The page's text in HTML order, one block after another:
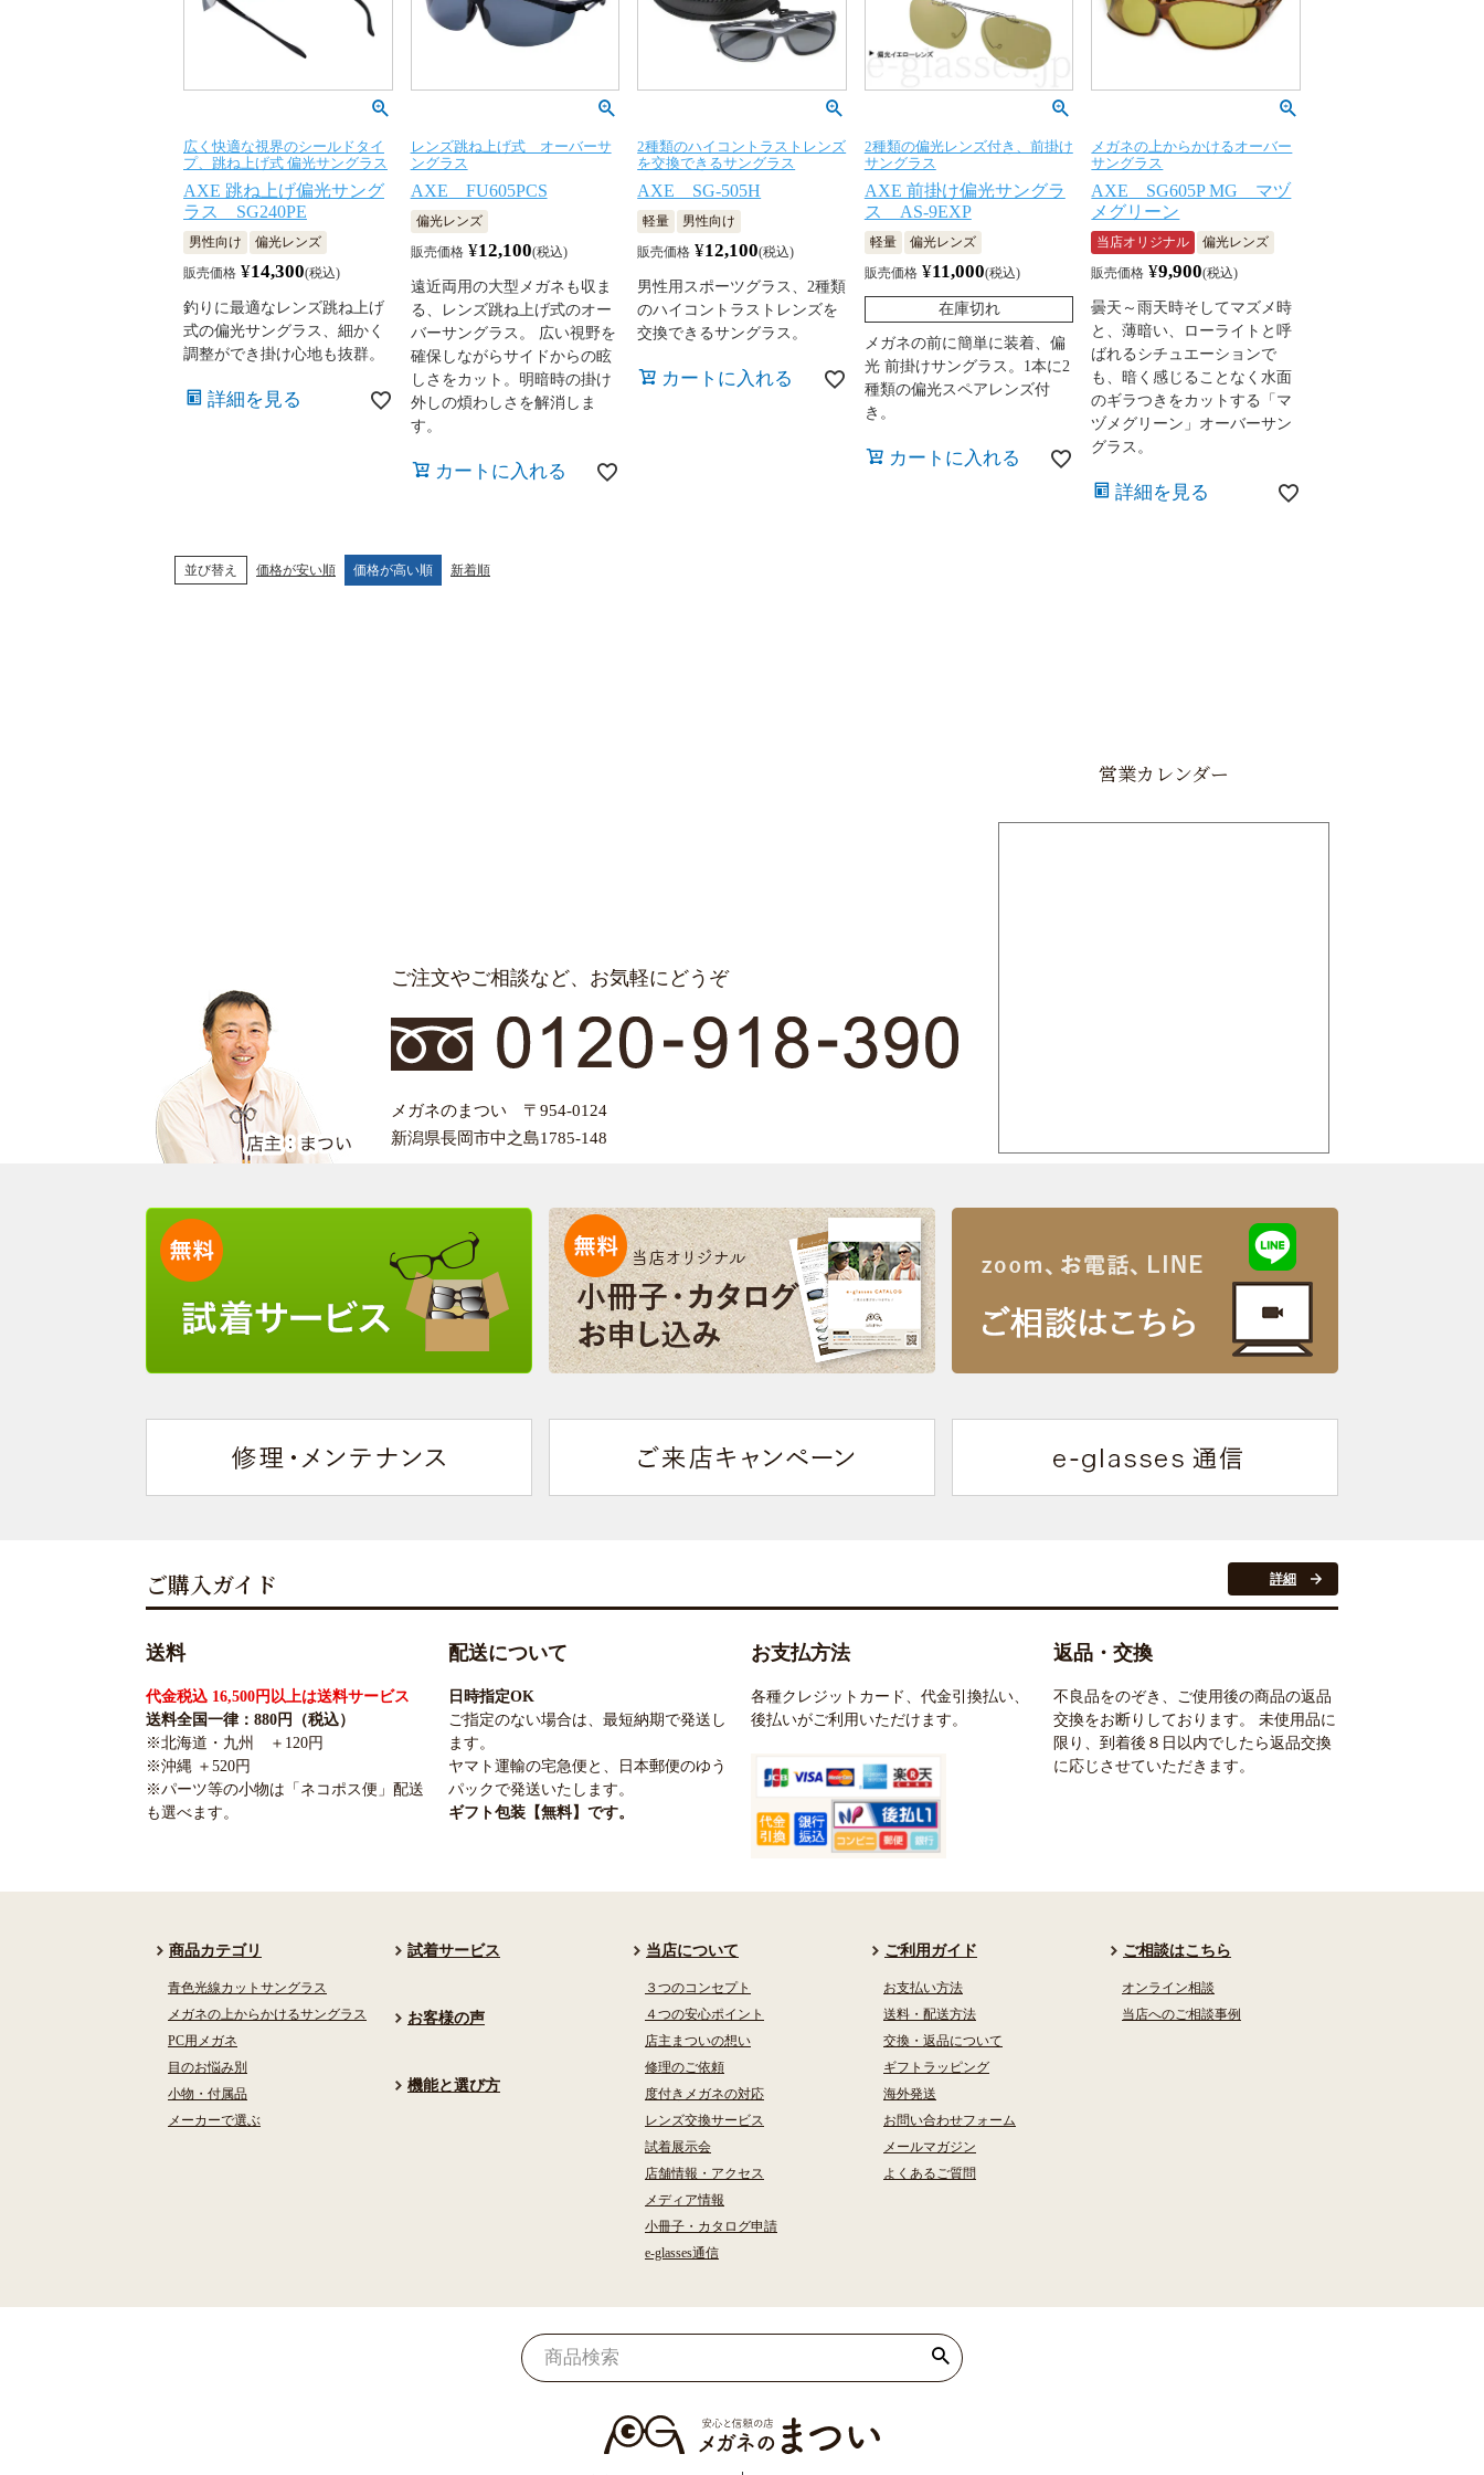
広く快適な視界のシールドタイ
プ、跳ね上げ式 偏光サングラス
AXE 跳ね上げ偏光サング
ラス SG240PE
男性向け
偏光レンズ
販売価格 ¥14,300 税込
釣りに最適なレンズ跳ね上げ
式の偏光サングラス、細かく
調整ができ掛け心地も抜群。
詳細を見る
レンズ跳ね上げ式 オーバーサ
ングラス
AXE FU605PCS
偏光レンズ
販売価格 ¥12,100 税込
遠近両用の大型メガネも収ま
る、レンズ跳ね上げ式のオー
バーサングラス。 広い視野を
確保しながらサイドからの眩
しさをカット。明暗時の掛け
外しの煩わしさを解消しま
す。
カートに入れる
2種類のハイコントラストレンズ
を交換できるサングラス
AXE SG-505H
軽量
男性向け
販売価格 ¥12,100 税込
男性用スポーツグラス、2種類
のハイコントラストレンズを
交換できるサングラス。
カートに入れる
2種類の偏光レンズ付き、前掛け
サングラス
AXE 前掛け偏光サングラ
ス AS-9EXP
軽量
偏光レンズ
販売価格 ¥11,000 税込
在庫切れ
メガネの前に簡単に装着、偏
光 前掛けサングラス。1本に2
種類の偏光スペアレンズ付
き。
カートに入れる
メガネの上からかけるオーバー
サングラス
AXE SG605P MG マヅ
メグリーン
当店オリジナル
偏光レンズ
販売価格 ¥9,900 税込
曇天～雨天時そしてマズメ時
と、薄暗い、ローライトと呼
ばれるシチュエーションで
も、暗く感じることなく水面
のギラつきをカットする「マ
ヅメグリーン」オーバーサン
グラス。
詳細を見る
並び替え 価格が安い順 価格が高い順 新着順
ご注文やご相談など、お気軽にどうぞ
メガネのまつい 〒954-0124
新潟県長岡市中之島1785-148
営業カレンダー
ご購入ガイド 詳細
送料
代金税込 16,500円以上は送料サービス
送料全国一律：880円（税込）
※北海道・九州 ＋120円
※沖縄 ＋520円
※パーツ等の小物は「ネコポス便」配送
も選べます。
配送について
日時指定OK
ご指定のない場合は、最短納期で発送し
ます。
ヤマト運輸の宅急便と、日本郵便のゆう
パックで発送いたします。
ギフト包装【無料】です。
お支払方法
各種クレジットカード、代金引換払い、
後払いがご利用いただけます。
返品・交換
不良品をのぞき、ご使用後の商品の返品
交換をお断りしております。 未使用品に
限り、到着後８日以内でしたら返品交換
に応じさせていただきます。
商品カテゴリ
青色光線カットサングラス
メガネの上からかけるサングラス
PC用メガネ
目のお悩み別
小物・付属品
メーカーで選ぶ
試着サービス
お客様の声
機能と選び方
ご相談はこちら
オンライン相談
当店へのご相談事例
当店について
３つのコンセプト
４つの安心ポイント
店主まついの想い
修理のご依頼
度付きメガネの対応
レンズ交換サービス
試着展示会
店舗情報・アクセス
メディア情報
小冊子・カタログ申請
e-glasses通信
ご利用ガイド
お支払い方法
送料・配送方法
交換・返品について
ギフトラッピング
海外発送
お問い合わせフォーム
メールマガジン
よくあるご質問